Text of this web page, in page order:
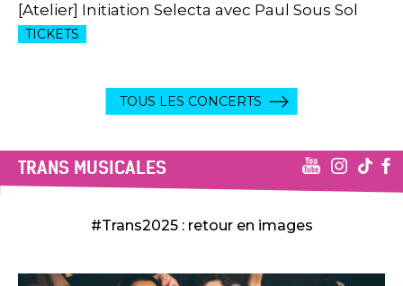
[Atelier] Initiation Selecta avec Paul Sous Sol
TICKETS
TOUS LES CONCERTS
TRANS MUSICALES
#Trans2025 : retour en images